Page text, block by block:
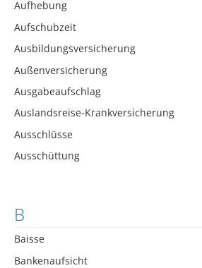
Aufhebung
Aufschubzeit
Ausbildungsversicherung
Außenversicherung
Ausgabeaufschlag
Auslandsreise-Krankversicherung
Ausschlüsse
Ausschüttung
B
Baisse
Bankenaufsicht